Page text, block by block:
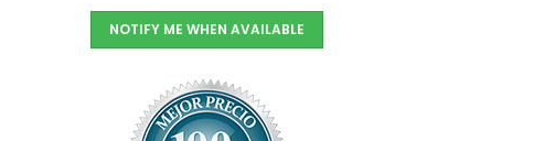
NOTIFY ME WHEN AVAILABLE